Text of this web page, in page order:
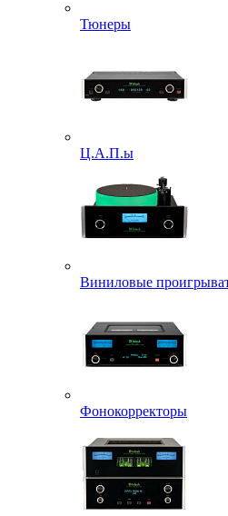
Тюнеры
Ц.А.П.ы
Виниловые
Фонокорректоры